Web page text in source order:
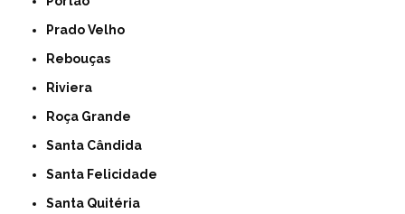
Prado Velho
Rebouças
Riviera
Roça Grande
Santa Cândida
Santa Felicidade
Santa Quitéria